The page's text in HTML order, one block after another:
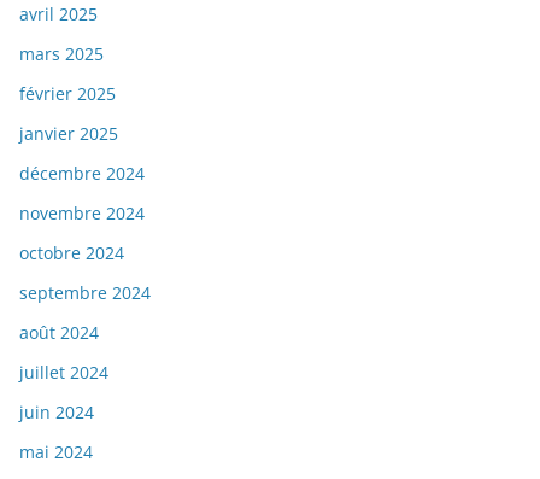
avril 2025
mars 2025
février 2025
janvier 2025
décembre 2024
novembre 2024
octobre 2024
septembre 2024
août 2024
juillet 2024
juin 2024
mai 2024